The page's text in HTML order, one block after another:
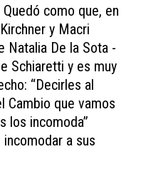
como que, en
y Macri
Natalia De la Sota -
Schiaretti y es muy
“Decirles al
Cambio que vamos
los incomoda”
a sus